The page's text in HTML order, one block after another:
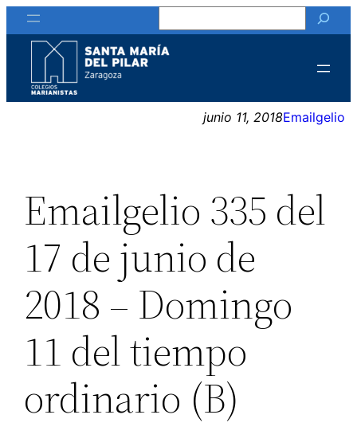
Saltar
al
contenido
junio 11, 2018Emailgelio
Emailgelio 335 del
17 de junio de
2018 – Domingo
11 del tiempo
ordinario (B)